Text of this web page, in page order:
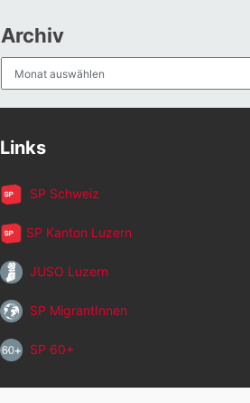
Archiv
Links
SP Schweiz
SP Kanton Luzern
JUSO Luzern
SP MigrantInnen
SP 60+